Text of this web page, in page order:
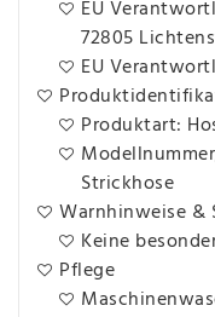
EU
72805
EU
Produktart:
Strickhose
Warnhinweise &
Keine
Pflege